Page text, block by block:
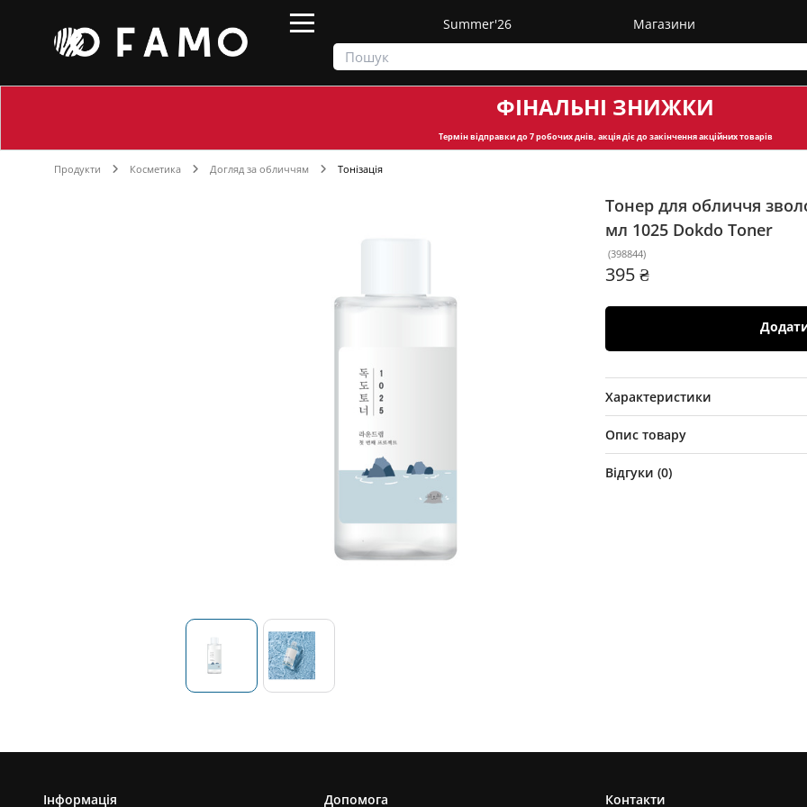
Summer'26 Магазини
ФІНАЛЬНІ ЗНИЖКИ
Термін відправкидо 7 робочих днів, акція діє до закінчення акційних товарів
Продукти Косметика Догляд за обличчям Тонізація
Тонер для обличчя
мл 1025 Dokdo Toner
(398844)
395 ₴
Характеристики
Опис товару
Відгуки (0)
Інформація Допомога Контакти